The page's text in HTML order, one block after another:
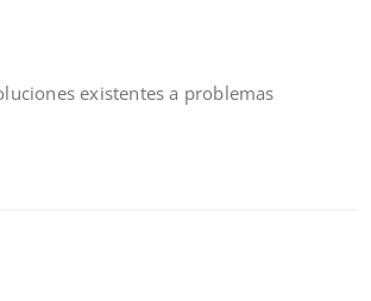
existentes a problemas